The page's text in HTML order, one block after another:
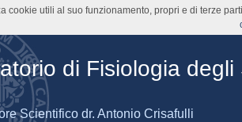
di Fisiologia degli
Scientifico dr. Antonio Crisafulli
cookie utili al suo funzionamento, propri e di terze